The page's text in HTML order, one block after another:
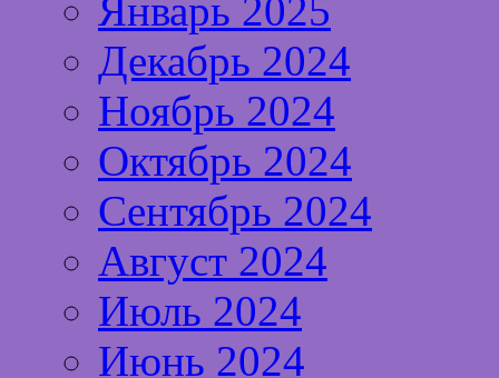
Январь 2025
Декабрь 2024
Ноябрь 2024
Октябрь 2024
Сентябрь 2024
Август 2024
Июль 2024
Июнь 2024